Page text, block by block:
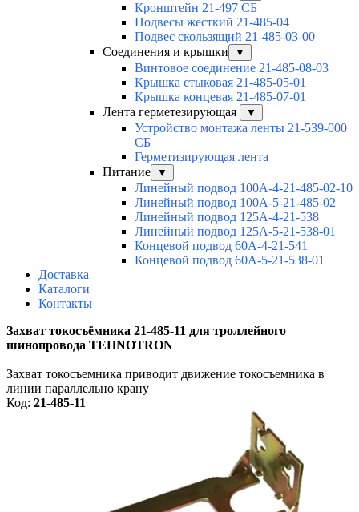
Кронштейн 21-497 СБ
Подвесы жесткий 21-485-04
Подвес скользящий 21-485-03-00
Соединения и крышки
▼
Винтовое соединение 21-485-08-03
Крышка стыковая 21-485-05-01
Крышка концевая 21-485-07-01
Лента герметезирующая
▼
Устройство монтажа ленты 21-539-000
СБ
Герметизирующая лента
Питание
▼
Линейный подвод 100А-4-21-485-02-10
Линейный подвод 100А-5-21-485-02
Линейный подвод 125А-4-21-538
Линейный подвод 125А-5-21-538-01
Концевой подвод 60А-4-21-541
Концевой подвод 60А-5-21-538-01
Доставка
Каталоги
Контакты
Захват токосъёмника 21-485-11 для троллейного
шинопровода TEHNOTRON
Захват токосъемника приводит движение токосъемника в
линии параллельно крану
Код: 21-485-11